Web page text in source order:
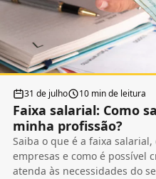
31 de julho 10 min de leitura
Faixa salarial: Como
minha profissão?
Saiba o que é a faixa
empresas e como é possível
atenda às necessidades do